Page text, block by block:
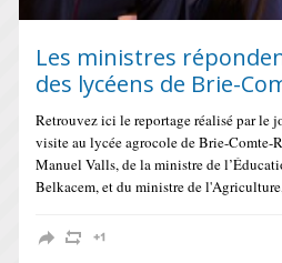
Les ministres
des lycéens de Brie-
Retrouvez ici le reportage réalisé par le
visite au lycée agrocole de Brie-Comte-
Manuel Valls, de la ministre de
Belkacem, et du ministre de